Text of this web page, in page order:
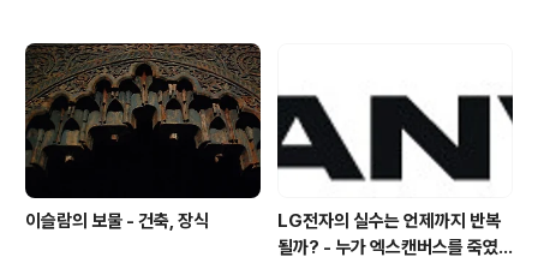
이슬람의 보물 - 건축, 장식
LG전자의 실수는 언제까지 반복
될까? - 누가 엑스캔버스를 죽였